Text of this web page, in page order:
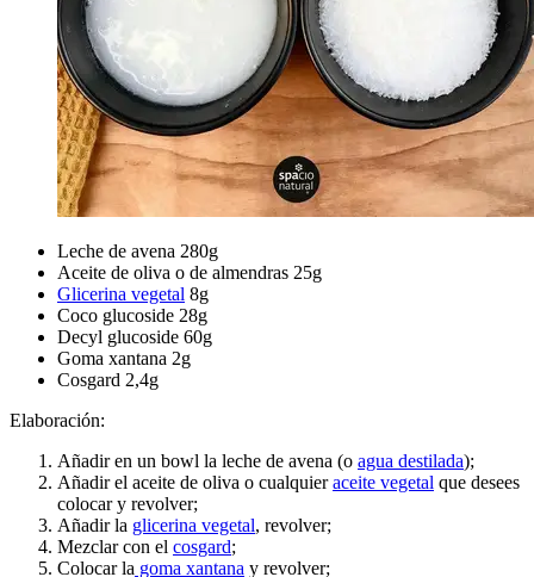
Leche de avena 280g
Aceite de oliva o de almendras 25g
Glicerina vegetal 8g
Coco glucoside 28g
Decyl glucoside 60g
Goma xantana 2g
Cosgard 2,4g
Elaboración:
Añadir en un bowl la leche de avena (o agua destilada);
Añadir el aceite de oliva o cualquieraceite vegetal que desees
colocar y revolver;
Añadir la glicerina vegetal, revolver;
Mezclar con el cosgard;
Colocar la goma xantana y revolver;